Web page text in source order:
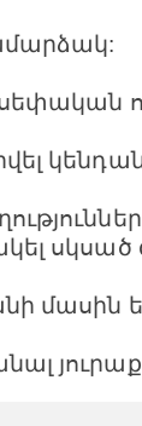
սկսած
մասին